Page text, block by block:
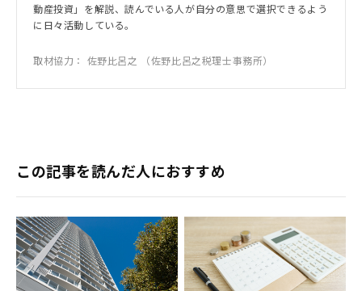
動産投資」を解説、読んでいる人が自分の意思で選択できるよう
に日々活動している。
取材協力： 佐野比呂之 （佐野比呂之税理士事務所）
この記事を読んだ人におすすめ